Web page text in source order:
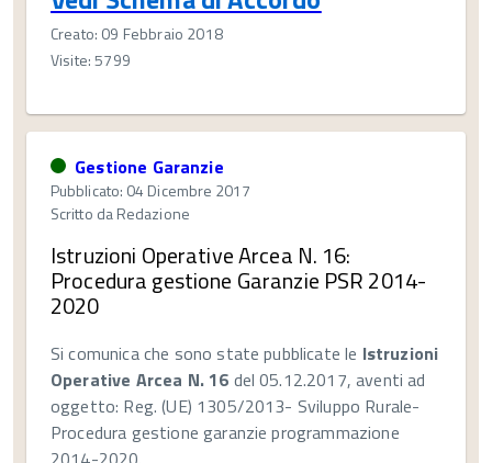
Creato: 09 Febbraio 2018
Visite: 5799
Gestione Garanzie
Pubblicato: 04 Dicembre 2017
Scritto daRedazione
Istruzioni Operative Arcea N. 16:
Procedura gestione Garanzie PSR 2014-
2020
Si comunica che sono state pubblicate le Istruzioni
Operative Arcea N. 16 del 05.12.2017, aventi ad
oggetto: Reg. (UE) 1305/2013- Sviluppo Rurale-
Procedura gestione garanzie programmazione